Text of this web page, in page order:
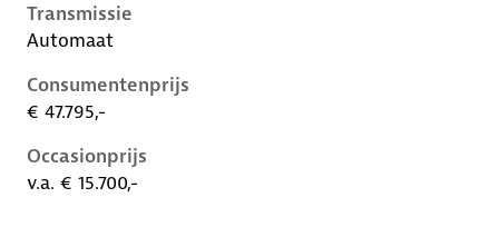
Transmissie
Automaat
Consumentenprijs
€ 47.795,-
Occasionprijs
v.a. € 15.700,-